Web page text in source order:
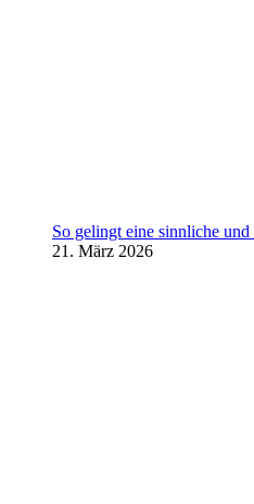
So gelingt eine sinnliche
21. März 2026